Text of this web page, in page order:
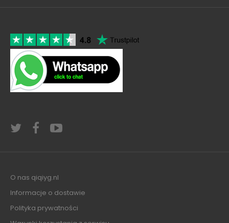
O nas qiqiyg.nl
Informacje o dostawie
Polityka prywatności